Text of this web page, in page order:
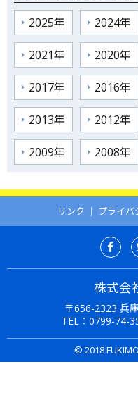
2025年 2024年
2021年 2020年
2017年 2016年
2013年 2012年
2009年 2008年
リンク ｜ プライバ
株式会
〒656-2323 兵
TEL： 0799-74-
© 2018